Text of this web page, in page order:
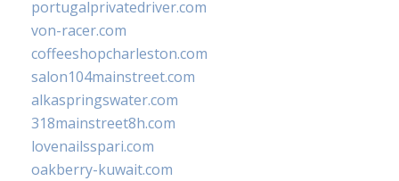
portugalprivatedriver.com
von-racer.com
coffeeshopcharleston.com
salon104mainstreet.com
alkaspringswater.com
318mainstreet8h.com
lovenailsspari.com
oakberry-kuwait.com